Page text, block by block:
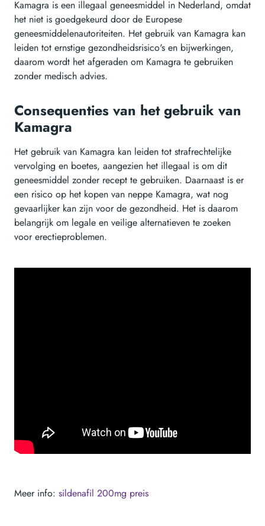
Kamagra is een illegaal geneesmiddel in Nederland, omdat
het niet is goedgekeurd door de Europese
geneesmiddelenautoriteiten. Het gebruik van Kamagra kan
leiden tot ernstige gezondheidsrisico's en bijwerkingen,
daarom wordt het afgeraden om Kamagra te gebruiken
zonder medisch advies.
Consequenties van het gebruik van
Kamagra
Het gebruik van Kamagra kan leiden tot strafrechtelijke
vervolging en boetes, aangezien het illegaal is om dit
geneesmiddel zonder recept te gebruiken. Daarnaast is er
een risico op het kopen van neppe Kamagra, wat nog
gevaarlijker kan zijn voor de gezondheid. Het is daarom
belangrijk om legale en veilige alternatieven te zoeken
voor erectieproblemen.
Meer info: sildenafil 200mg preis